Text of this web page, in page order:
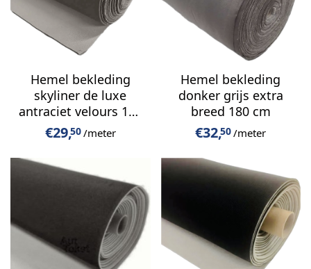
Hemel bekleding
skyliner de luxe
antraciet velours 150
cm breed
€29,50/meter
Hemel bekleding
donker grijs extra
breed 180 cm
€32,50/meter